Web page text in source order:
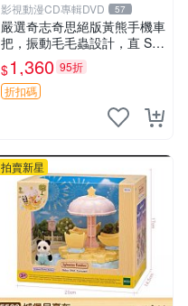
影視動漫CD專輯DVD 57
嚴選奇志奇思絕版黃熊手機車
把，振動毛毛蟲設計，直 SA
LE 售不退不換 毛毛蟲 手機
車把
$1,360 95折
折扣碼
拍賣新星